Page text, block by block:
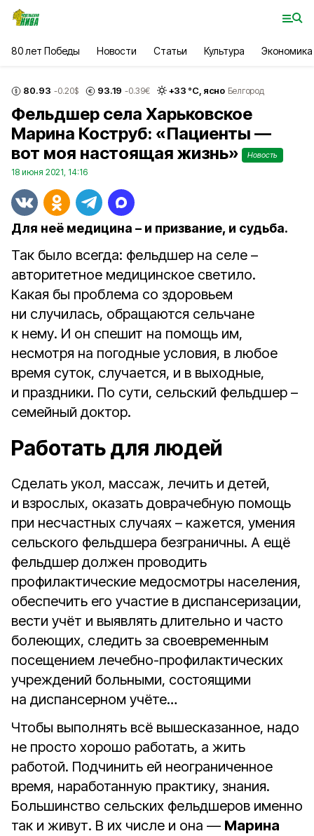
80 лет Победы Новости Статьи Культура Экономика
80.93 -0.20$ 93.19 -0.39€ +33 °С, ясно Белгород
Фельдшер села Харьковское
Марина Коструб: «Пациенты —
вот моя настоящая жизнь»
Новость
18 июня 2021, 14:16
Для неё медицина – и призвание, и судьба.
Так было всегда: фельдшер на селе –
авторитетное медицинское светило.
Какая бы проблема со здоровьем
ни случилась, обращаются сельчане
к нему. И он спешит на помощь им,
несмотря на погодные условия, в любое
время суток, случается, и в выходные,
и праздники. По сути, сельский фельдшер –
семейный доктор.
Работать для людей
Сделать укол, массаж, лечить и детей,
и взрослых, оказать доврачебную помощь
при несчастных случаях – кажется, умения
сельского фельдшера безграничны. А ещё
фельдшер должен проводить
профилактические медосмотры населения,
обеспечить его участие в диспансеризации,
вести учёт и выявлять длительно и часто
болеющих, следить за своевременным
посещением лечебно-профилактических
учреждений больными, состоящими
на диспансерном учёте…
Чтобы выполнять всё вышесказанное, надо
не просто хорошо работать, а жить
работой. Подчинить ей неограниченное
время, наработанную практику, знания.
Большинство сельских фельдшеров именно
так и живут. В их числе и она — Марина